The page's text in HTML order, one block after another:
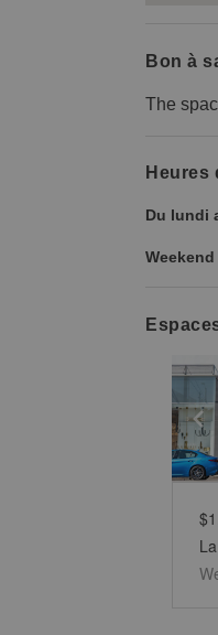
Bon à
The
Heures
Du lundi
Weekend